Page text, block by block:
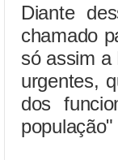
Diante
chamado
só assim a
urgentes,
dos